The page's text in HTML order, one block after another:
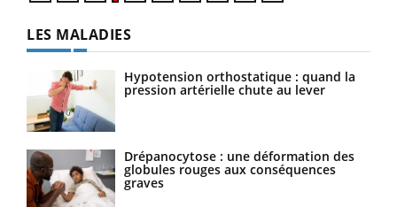
LES MALADIES
Hypotension orthostatique : quand la
pression artérielle chute au lever
Drépanocytose : une déformation des
globules rouges aux conséquences
graves